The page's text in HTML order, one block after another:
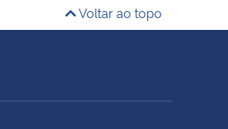
Voltar ao topo